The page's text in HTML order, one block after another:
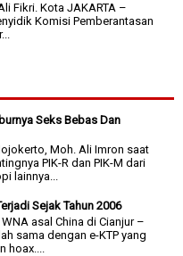
Fikri. Kota JAKARTA –
Komisi Pemberantasan
Seks Bebas Dan
Moh. Ali Imron saat
PIK-R dan PIK-M dari
lainnya...
Sejak Tahun 2006
asal China di Cianjur –
sama dengan e-KTP yang